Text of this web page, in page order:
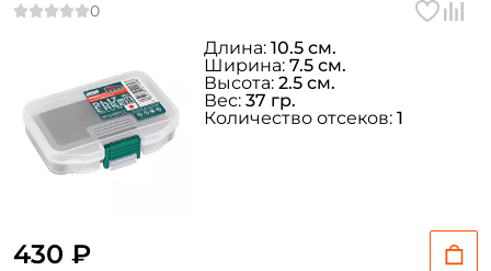
430 ₽
Длина: 10.5 см.
Ширина: 7.5 см.
Высота: 2.5 см.
Вес: 37 гр.
Количество отсеков: 1